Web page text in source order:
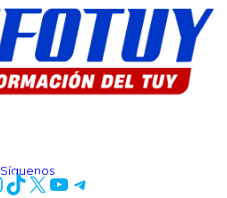
Síguenos